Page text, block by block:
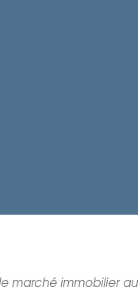
marché immobilier